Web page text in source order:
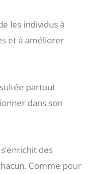
les individus à
et à améliorer
partout
dans son
des
Comme pour